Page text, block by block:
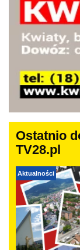
Ostatnio
TV28.pl
Aktualności